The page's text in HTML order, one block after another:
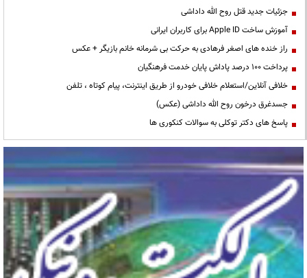
جزئیات جدید قتل روح الله داداشی
آموزش ساخت Apple ID برای کاربران ایرانی
راز خنده های اصغر فرهادی به حرکت بی شرمانه خانم بازیگر + عکس
پرداخت ۱۰۰ درصد پاداش پایان خدمت فرهنگیان
خلافی آنلاین/استعلام خلافی خودرو از طریق اینترنت، پیام کوتاه ، تلفن
جسدغرق درخون روح الله داداشی (عکس)
پاسخ های دکتر توکلی به سوالات کنکوری ها